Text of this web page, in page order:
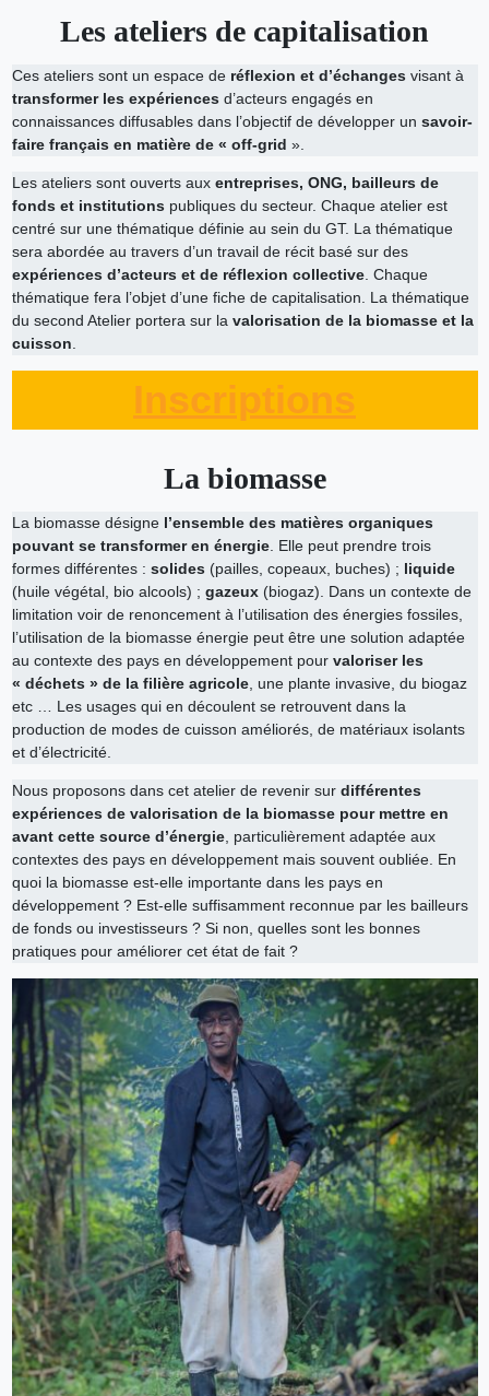
Les ateliers de capitalisation
Ces ateliers sont un espace de réflexion et d’échanges visant à
transformer les expériences d’acteurs engagés en
connaissances diffusables dans l’objectif de développer un savoir-
faire français en matière de « off-grid ».
Les ateliers sont ouverts aux entreprises, ONG, bailleurs de
fonds et institutions publiques du secteur. Chaque atelier est
centré sur une thématique définie au sein du GT. La thématique
sera abordée au travers d’un travail de récit basé sur des
expériences d’acteurs et de réflexion collective. Chaque
thématique fera l’objet d’une fiche de capitalisation. La thématique
du second Atelier portera sur la valorisation de la biomasse et la
cuisson.
Inscriptions
La biomasse
La biomasse désigne l’ensemble des matières organiques
pouvant se transformer en énergie. Elle peut prendre trois
formes différentes : solides (pailles, copeaux, buches) ; liquide
(huile végétal, bio alcools) ; gazeux (biogaz). Dans un contexte de
limitation voir de renoncement à l’utilisation des énergies fossiles,
l’utilisation de la biomasse énergie peut être une solution adaptée
au contexte des pays en développement pour valoriser les
« déchets » de la filière agricole, une plante invasive, du biogaz
etc … Les usages qui en découlent se retrouvent dans la
production de modes de cuisson améliorés, de matériaux isolants
et d’électricité.
Nous proposons dans cet atelier de revenir sur différentes
expériences de valorisation de la biomasse pour mettre en
avant cette source d’énergie, particulièrement adaptée aux
contextes des pays en développement mais souvent oubliée. En
quoi la biomasse est-elle importante dans les pays en
développement ? Est-elle suffisamment reconnue par les bailleurs
de fonds ou investisseurs ? Si non, quelles sont les bonnes
pratiques pour améliorer cet état de fait ?